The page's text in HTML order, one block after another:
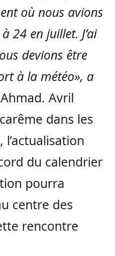
où nous avions
24 en juillet. J’ai
devions être
à la météo», a
Avril
dans les
du calendrier
pourra
centre des
rencontre